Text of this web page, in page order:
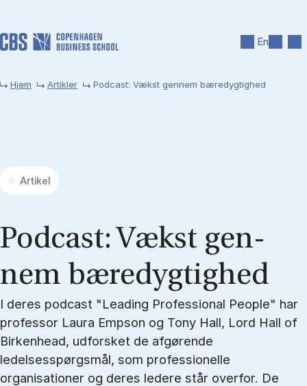
En
Hjem Artikler Podcast: Vækst gennem bæredygtighed
Artikel
Po­dcast: Vækst gen­
nem bæ­re­dyg­tig­hed
I deres podcast "Leading Professional People" har
professor Laura Empson og Tony Hall, Lord Hall of
Birkenhead, udforsket de afgørende
ledelsesspørgsmål, som professionelle
organisationer og deres ledere står overfor. De